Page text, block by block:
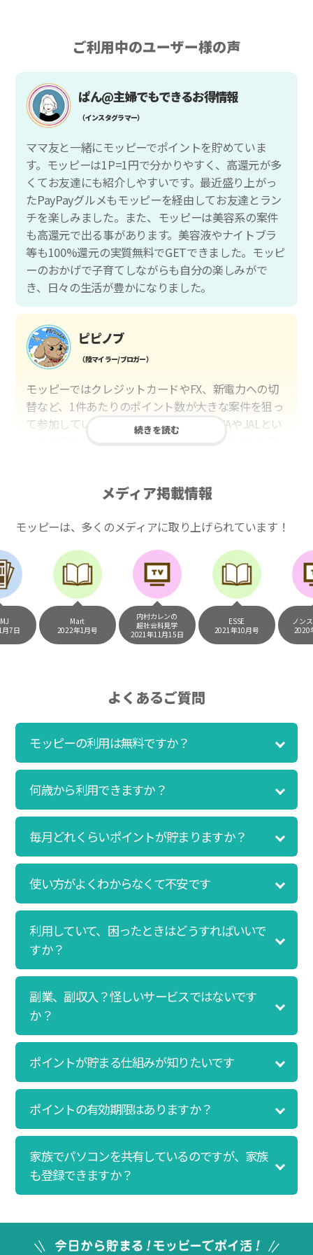
ご利用中のユーザー様の声
ぱん@主婦でもできるお得情報
（インスタグラマー）
ママ友と一緒にモッピーでポイントを貯めていま
す。モッピーは1P=1円で分かりやすく、高還元が多
くてお友達にも紹介しやすいです。最近盛り上がっ
たPayPayグルメもモッピーを経由してお友達とラン
チを楽しみました。また、モッピーは美容系の案件
も高還元で出る事があります。美容液やナイトブラ
等も100%還元の実質無料でGETできました。モッピ
ーのおかげで子育てしながらも自分の楽しみがで
き、日々の生活が豊かになりました。
続きを読む
ピピノブ
（陸マイラー/ブロガー）
モッピーではクレジットカードやFX、新電力への切
替など、1件あたりのポイント数が大きな案件を狙っ
て参加しています。貯めたポイントはANAやJALとい
った航空会社のマイルや、マリオットのポイント交
ッピーは陸マイラーや旅行好きには欠かせないポイ
いつものネットショッピングが、モッピ
ーでお得に
（20代・女性）
友達に勧められてモッピーをはじめました。空いた
時間にスマホで買い物をすることが多いのですが、
クリ…！いつものネットショッピングをモッピーを
券に交換して、プチ贅沢を楽しんでます♪
初心者でも10,000ポイント！無料なのに
ポイントが貯まる
（30代・男性）
クレジットカードを作りたいと思い、色々検索をし
ていた時にモッピーを知りました。クレジットカー
ドを発行するだけでポイントが貯まるならと無料登
録して、クレジットカードの発行やアプリダウンロ
ードなど無料のコンテンツのみを利用したところ…
なんと、たった一ヶ月で10,000ポイントを貯めるこ
す！
メディア掲載情報
モッピーは、多くのメディアに取り上げられています！
2022年1月号
内村カレンの
超社会科見学
2021年11月15日
2021年10月号
ノンストップ
2020年5月7日
よくあるご質問
モッピーの利用は無料ですか？
何歳から利用できますか？
毎月どれくらいポイントが貯まりますか？
使い方がよくわからなくて不安です
利用していて、困ったときはどうすればいいで
すか？
副業、副収入？怪しいサービスではないです
か？
ポイントが貯まる仕組みが知りたいです
ポイントの有効期限はありますか？
家族でパソコンを共有しているのですが、家族
も登録できますか？